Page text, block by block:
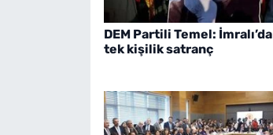
DEM Partili Temel: İmralı’da
tek kişilik satranç